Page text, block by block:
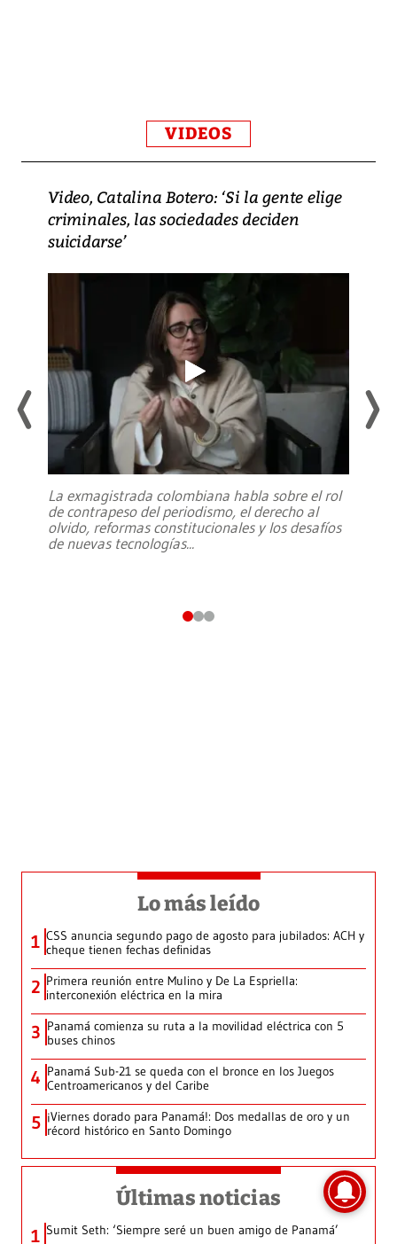
VIDEOS
Video, Catalina Botero: ‘Si la gente elige
criminales, las sociedades deciden
suicidarse’
La exmagistrada colombiana habla sobre el rol
de contrapeso del periodismo, el derecho al
olvido, reformas constitucionales y los desafíos
de nuevas tecnologías...
Lo más leído
1 CSS anuncia segundo pago de agosto para jubilados: ACH y
cheque tienen fechas definidas
2 Primera reunión entre Mulino y De La Espriella:
interconexión eléctrica en la mira
3 Panamá comienza su ruta a la movilidad eléctrica con 5
buses chinos
4 Panamá Sub-21 se queda con el bronce en los Juegos
Centroamericanos y del Caribe
5 ¡Viernes dorado para Panamá!: Dos medallas de oro y un
récord histórico en Santo Domingo
Últimas noticias
1 Sumit Seth: ‘Siempre seré un buen amigo de Panamá’